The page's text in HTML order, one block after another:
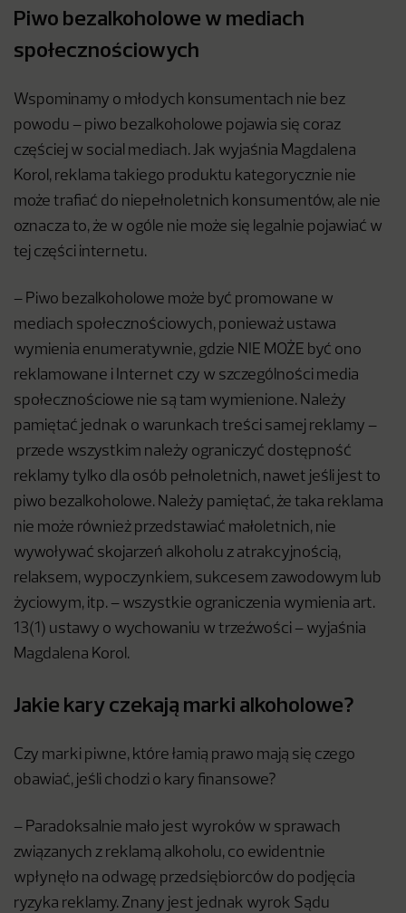
Piwo bezalkoholowe w mediach
społecznościowych
Wspominamy o młodych konsumentach nie bez
powodu – piwo bezalkoholowe pojawia się coraz
częściej w social mediach. Jak wyjaśnia Magdalena
Korol, reklama takiego produktu kategorycznie nie
może trafiać do niepełnoletnich konsumentów, ale nie
oznacza to, że w ogóle nie może się legalnie pojawiać w
tej części internetu.
– Piwo bezalkoholowe może być promowane w
mediach społecznościowych, ponieważ ustawa
wymienia enumeratywnie, gdzie NIE MOŻE być ono
reklamowane i Internet czy w szczególności media
społecznościowe nie są tam wymienione. Należy
pamiętać jednak o warunkach treści samej reklamy –
przede wszystkim należy ograniczyć dostępność
reklamy tylko dla osób pełnoletnich, nawet jeśli jest to
piwo bezalkoholowe. Należy pamiętać, że taka reklama
nie może również przedstawiać małoletnich, nie
wywoływać skojarzeń alkoholu z atrakcyjnością,
relaksem, wypoczynkiem, sukcesem zawodowym lub
życiowym, itp. – wszystkie ograniczenia wymienia art.
13(1) ustawy o wychowaniu w trzeźwości – wyjaśnia
Magdalena Korol.
Jakie kary czekają marki alkoholowe?
Czy marki piwne, które łamią prawo mają się czego
obawiać, jeśli chodzi o kary finansowe?
– Paradoksalnie mało jest wyroków w sprawach
związanych z reklamą alkoholu, co ewidentnie
wpłynęło na odwagę przedsiębiorców do podjęcia
ryzyka reklamy. Znany jest jednak wyrok Sądu